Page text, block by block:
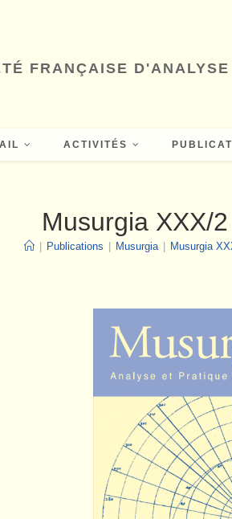
FRANÇAISE
ACTIVITÉS
Musurgia XXX/2
Publications Musurgia Musurgia